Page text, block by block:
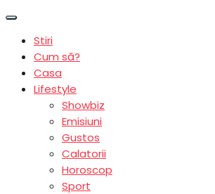
Stiri
Cum să?
Casa
Lifestyle
Showbiz
Emisiuni
Gustos
Calatorii
Horoscop
Sport